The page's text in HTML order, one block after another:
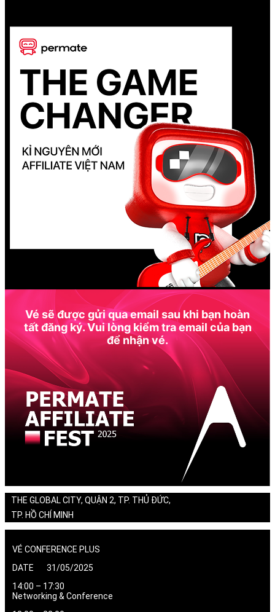
Vé sẽ được gửi qua email sau khi bạn hoàn
tất đăng ký. Vui lòng kiểm tra email của bạn
để nhận vé.
THE GLOBAL CITY, QUẬN 2, TP. THỦ ĐỨC,
TP. HỒ CHÍ MINH
VÉ CONFERENCE PLUS
DATE 31/05/2025
14:00 – 17:30
Networking & Conference